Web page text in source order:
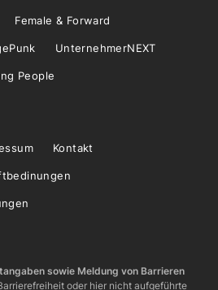
Female & Forward
UnternehmerNEXT
People
Kontakt
sowie Meldung von Barrieren
oder hier nicht aufgeführte